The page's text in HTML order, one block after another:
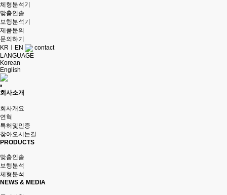
체형분석기
맞춤인솔
보행분석기
제품문의
문의하기
KR
EN
contact
LANGUAGE
Korean
English
회사소개
회사개요
연혁
특허및인증
찾아오시는길
PRODUCTS
맞춤인솔
보행분석
체형분석
NEWS & MEDIA